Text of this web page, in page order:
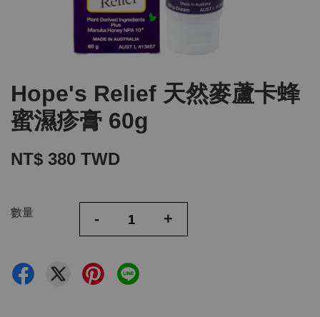
Hope's Relief 天然麥蘆卡蜂
蜜濕疹膏 60g
NT$ 380 TWD
數量 - +